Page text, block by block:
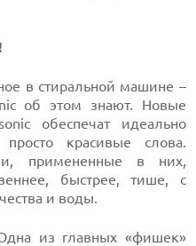
в стиральной машине –
об этом знают. Новые
обеспечат идеально
красивые слова.
примененные в них,
быстрее, тише, с
и воды.
из главных «фишек»